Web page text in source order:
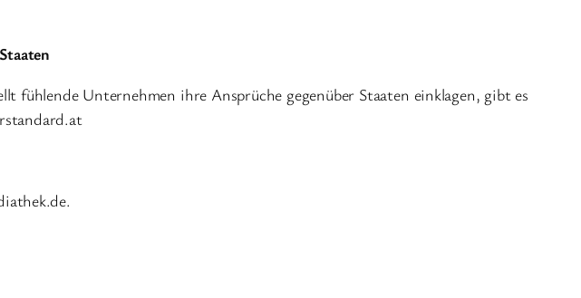
Unternehmen ihre Ansprüche gegenüber Staaten einklagen, gibt es